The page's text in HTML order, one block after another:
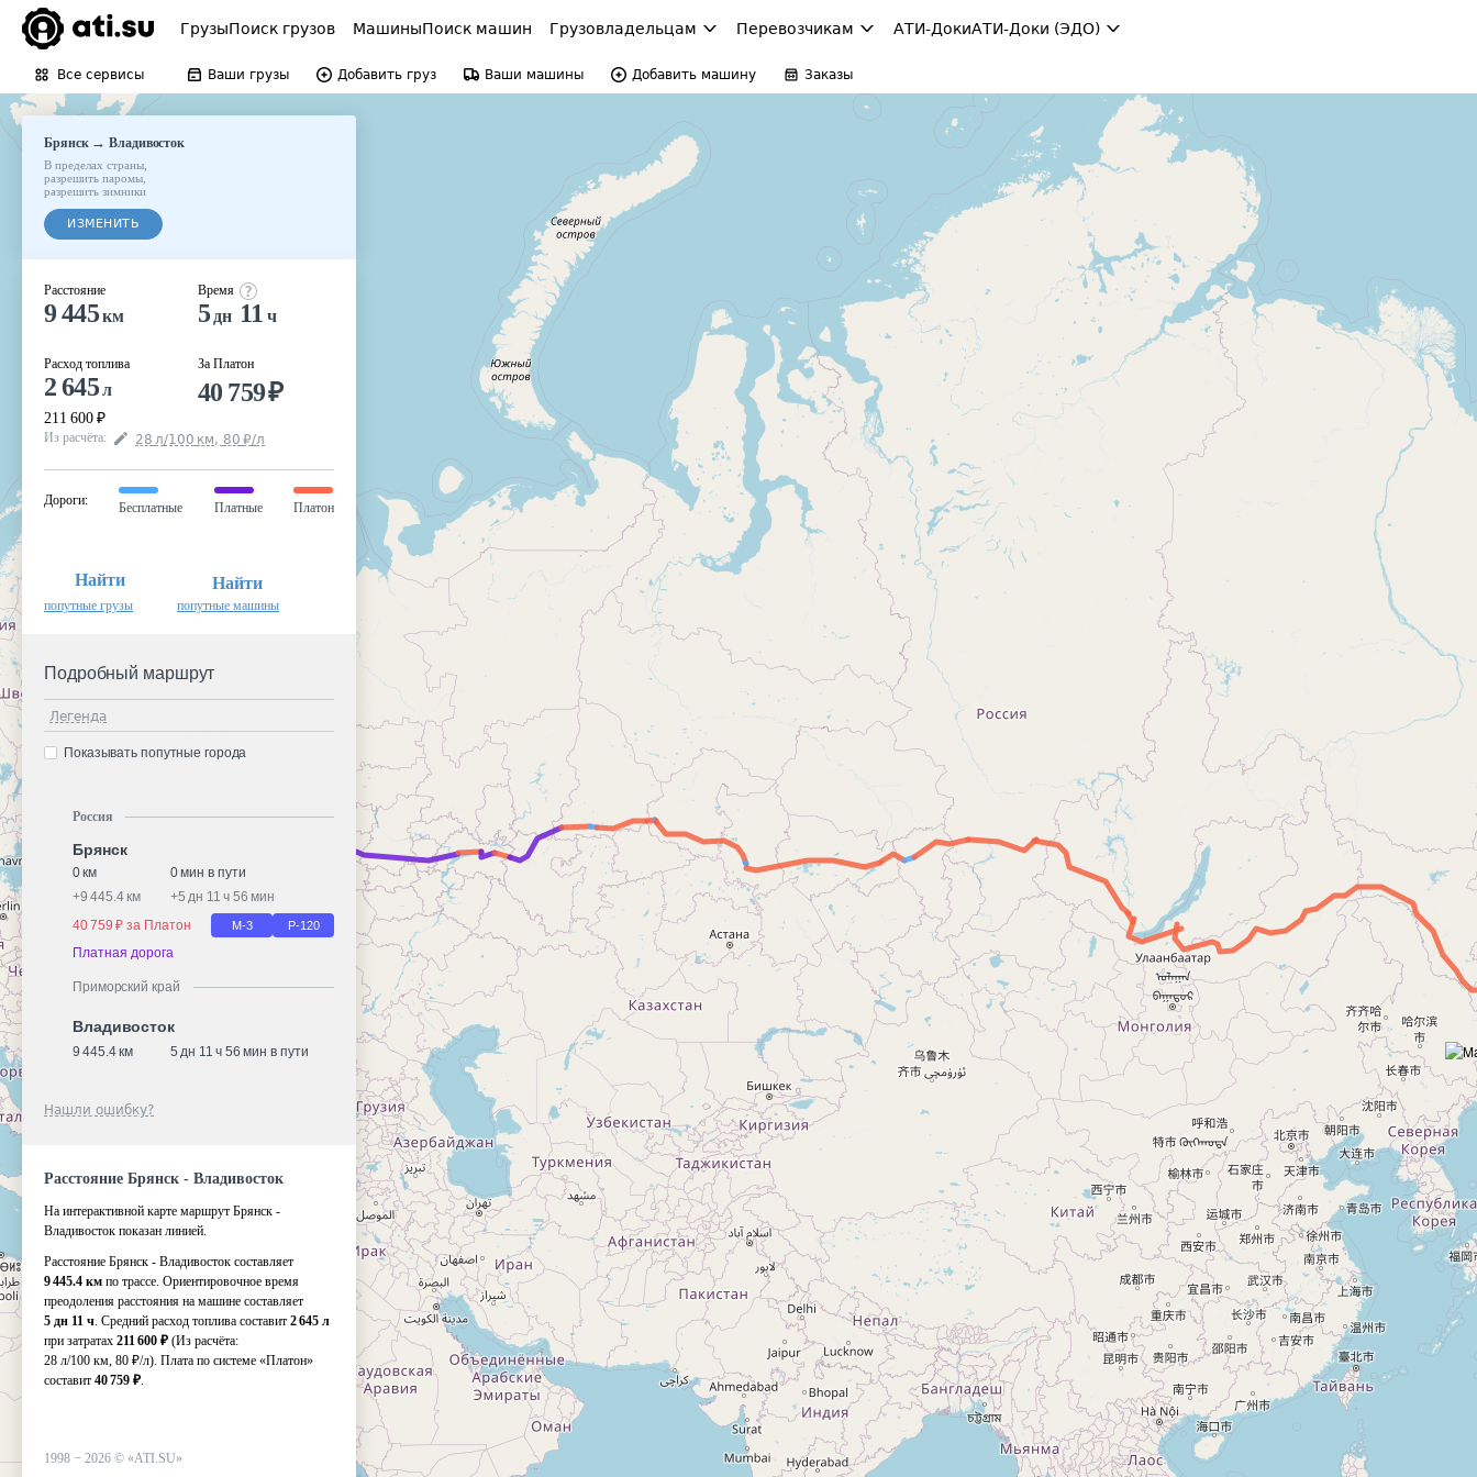
ГрузыПоиск грузов МашиныПоиск машин Грузовладельцам Перевозчикам АТИ-ДокиАТИ-Доки (ЭДО)
Все сервисы Ваши грузы Добавить груз Ваши машины Добавить машину Заказы
Брянск→Владивосток
В пределах страны
разрешить паромы
разрешить зимники
ИЗМЕНИТЬ
Расстояние
9 445км
Расход топлива
2 645л
211 600 ₽
Время
5 дн 11 ч
За Платон
40 759₽
Из расчёта: 28 л/100 км, 80 ₽/л
Дороги:
Бесплатные Платные Платон
Найти
попутные грузы
Найти
попутные машины
Подробный маршрут
Легенда
Показывать попутные города
Россия
Брянск
0 км
0 мин в пути
+9 445.4 км +5 дн 11 ч 56 мин
40 759 ₽ за Платон
М-3 Р-120
Платная дорога
Приморский край
Владивосток
9 445.4 км 5 дн 11 ч 56 мин в пути
Нашли ошибку?
Расстояние Брянск - Владивосток
На интерактивной карте маршрут Брянск -
Владивосток показан линией.
Расстояние Брянск - Владивосток составляет
9 445.4 км по трассе. Ориентировочное время
преодоления расстояния на машине составляет
5 дн 11 ч. Средний расход топлива составит 2 645 л
при затратах 211 600 ₽ (Из расчёта:
28 л/100 км, 80 ₽/л). Плата по системе «Платон»
составит 40 759 ₽.
1998 − 2026 © «ATI.SU»